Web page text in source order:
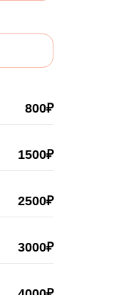
800₽
1500₽
2500₽
3000₽